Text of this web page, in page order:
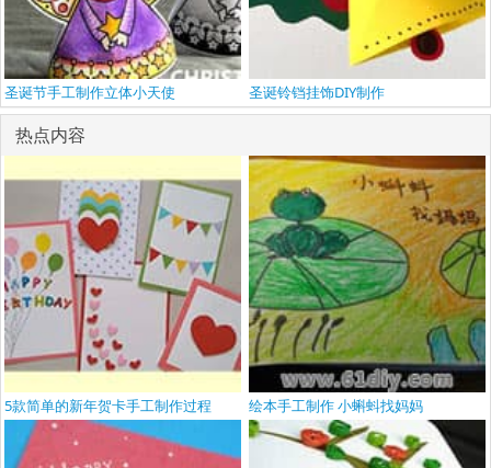
圣诞节手工制作立体小天使 圣诞铃铛挂饰DIY制作
热点内容
5款简单的新年贺卡手工制作过程 绘本手工制作 小蝌蚪找妈妈